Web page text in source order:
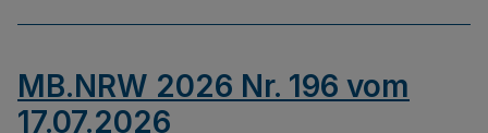
MB.NRW 2026 Nr. 196 vom
17.07.2026